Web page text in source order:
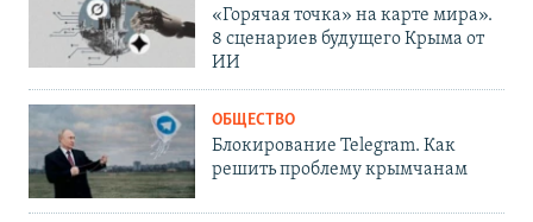
«Горячая точка» на карте мира».
8 сценариев будущего Крыма от
ИИ
ОБЩЕСТВО
Блокирование Telegram. Как
решить проблему крымчанам